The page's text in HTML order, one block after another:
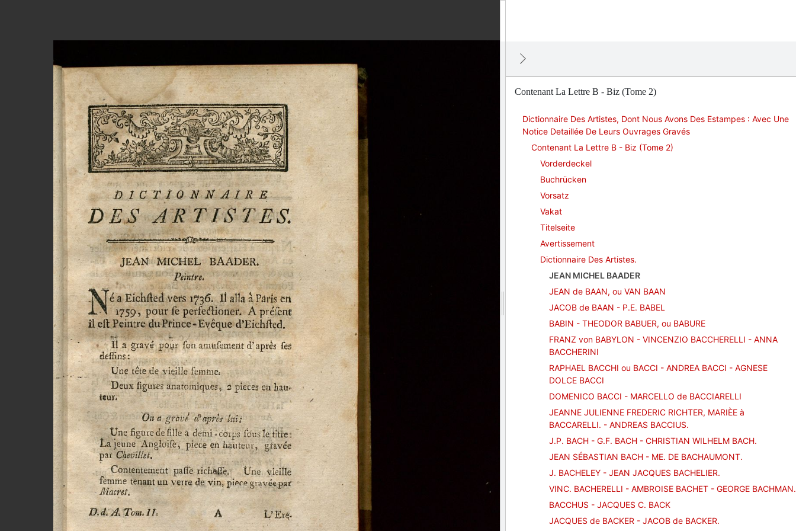
Contenant La Lettre B - Biz (Tome 2)
Dictionnaire Des Artistes, Dont Nous Avons Des Estampes : Avec Une
Notice Detaillée De Leurs Ouvrages Gravés
Contenant La Lettre B - Biz (Tome 2)
Vorderdeckel
Buchrücken
Vorsatz
Vakat
Titelseite
Avertissement
Dictionnaire Des Artistes.
JEAN MICHEL BAADER
JEAN de BAAN, ou VAN BAAN
JACOB de BAAN - P.E. BABEL
BABIN - THEODOR BABUER, ou BABURE
FRANZ von BABYLON - VINCENZIO BACCHERELLI - ANNA
BACCHERINI
RAPHAEL BACCHI ou BACCI - ANDREA BACCI - AGNESE
DOLCE BACCI
DOMENICO BACCI - MARCELLO de BACCIARELLI
JEANNE JULIENNE FREDERIC RICHTER, MARIÈE à
BACCARELLI. - ANDREAS BACCIUS.
J.P. BACH - G.F. BACH - CHRISTIAN WILHELM BACH.
JEAN SÉBASTIAN BACH - ME. DE BACHAUMONT.
J. BACHELEY - JEAN JACQUES BACHELIER.
VINC. BACHERELLI - AMBROISE BACHET - GEORGE BACHMAN.
BACCHUS - JACQUES C. BACK
JACQUES de BACKER - JACOB de BACKER.